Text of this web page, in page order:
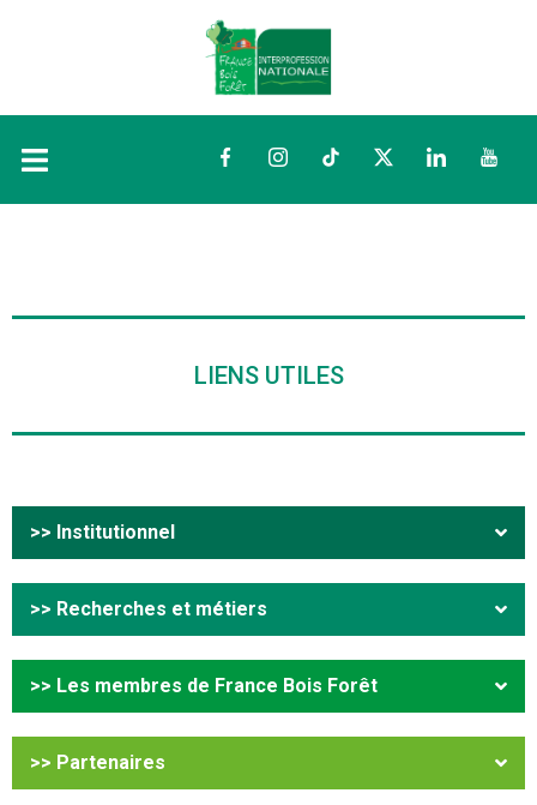
FacebookInstagramTikTokTwitterLinkedIn
LIENS UTILES
>> Institutionnel
>> Recherches et métiers
>> Les membres de France Bois Forêt
>> Partenaires